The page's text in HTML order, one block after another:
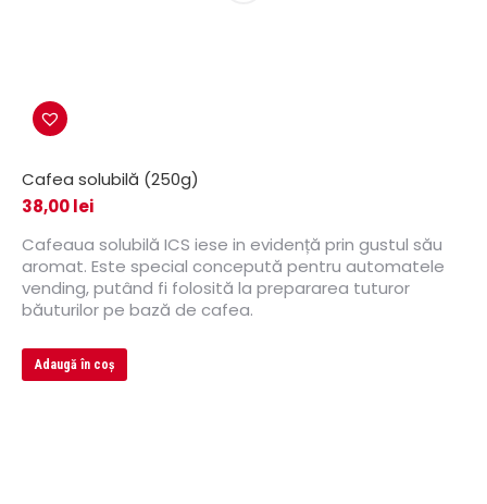
Cafea solubilă (250g)
38,00lei
Cafeaua solubilă ICS iese in evidență prin gustul său
aromat. Este special concepută pentru automatele
vending, putând fi folosită la prepararea tuturor
băuturilor pe bază de cafea.
Adaugă în coș